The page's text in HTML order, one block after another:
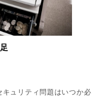
ュリティ問題はいつか必